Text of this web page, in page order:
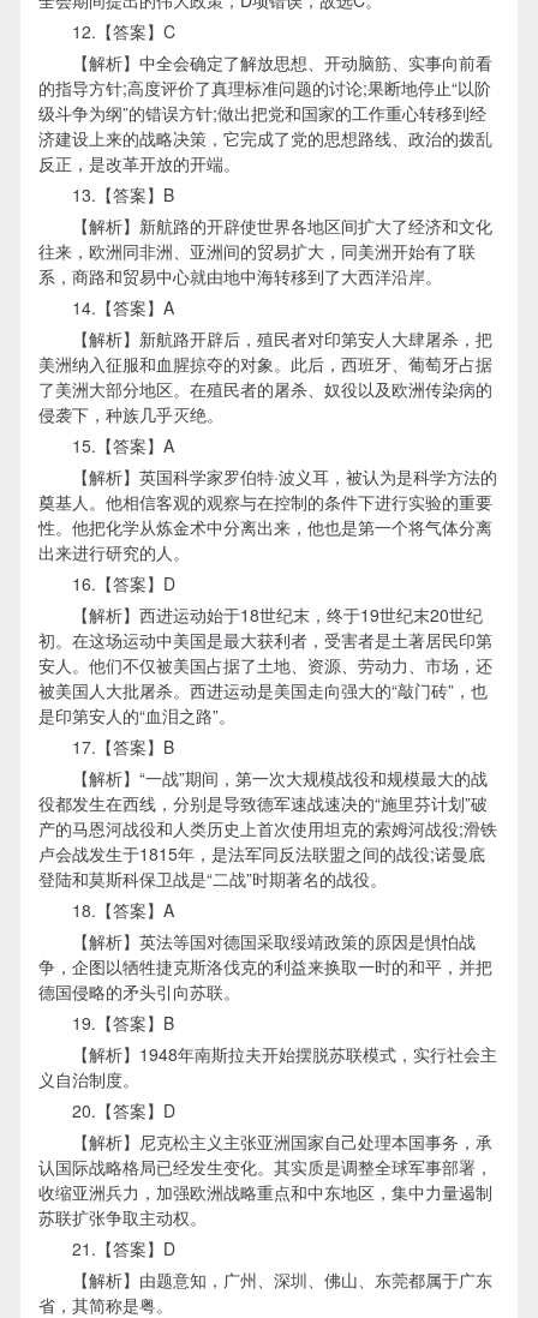
12.【答案】C
【解析】中全会确定了解放思想、开动脑筋、实事向前看
的指导方针;高度评价了真理标准问题的讨论;果断地停止“以阶
级斗争为纲”的错误方针;做出把党和国家的工作重心转移到经
济建设上来的战略决策，它完成了党的思想路线、政治的拨乱
反正，是改革开放的开端。
13.【答案】B
【解析】新航路的开辟使世界各地区间扩大了经济和文化
往来，欧洲同非洲、亚洲间的贸易扩大，同美洲开始有了联
系，商路和贸易中心就由地中海转移到了大西洋沿岸。
14.【答案】A
【解析】新航路开辟后，殖民者对印第安人大肆屠杀，把
美洲纳入征服和血腥掠夺的对象。此后，西班牙、葡萄牙占据
了美洲大部分地区。在殖民者的屠杀、奴役以及欧洲传染病的
侵袭下，种族几乎灭绝。
15.【答案】A
【解析】英国科学家罗伯特·波义耳，被认为是科学方法的
奠基人。他相信客观的观察与在控制的条件下进行实验的重要
性。他把化学从炼金术中分离出来，他也是第一个将气体分离
出来进行研究的人。
16.【答案】D
【解析】西进运动始于18世纪末，终于19世纪末20世纪
初。在这场运动中美国是最大获利者，受害者是土著居民印第
安人。他们不仅被美国占据了土地、资源、劳动力、市场，还
被美国人大批屠杀。西进运动是美国走向强大的“敲门砖”，也
是印第安人的“血泪之路”。
17.【答案】B
【解析】“一战”期间，第一次大规模战役和规模最大的战
役都发生在西线，分别是导致德军速战速决的“施里芬计划”破
产的马恩河战役和人类历史上首次使用坦克的索姆河战役;滑铁
卢会战发生于1815年，是法军同反法联盟之间的战役;诺曼底
登陆和莫斯科保卫战是“二战”时期著名的战役。
18.【答案】A
【解析】英法等国对德国采取绥靖政策的原因是惧怕战
争，企图以牺牲捷克斯洛伐克的利益来换取一时的和平，并把
德国侵略的矛头引向苏联。
19.【答案】B
【解析】1948年南斯拉夫开始摆脱苏联模式，实行社会主
义自治制度。
20.【答案】D
【解析】尼克松主义主张亚洲国家自己处理本国事务，承
认国际战略格局已经发生变化。其实质是调整全球军事部署，
收缩亚洲兵力，加强欧洲战略重点和中东地区，集中力量遏制
苏联扩张争取主动权。
21.【答案】D
【解析】由题意知，广州、深圳、佛山、东莞都属于广东
省，其简称是粤。